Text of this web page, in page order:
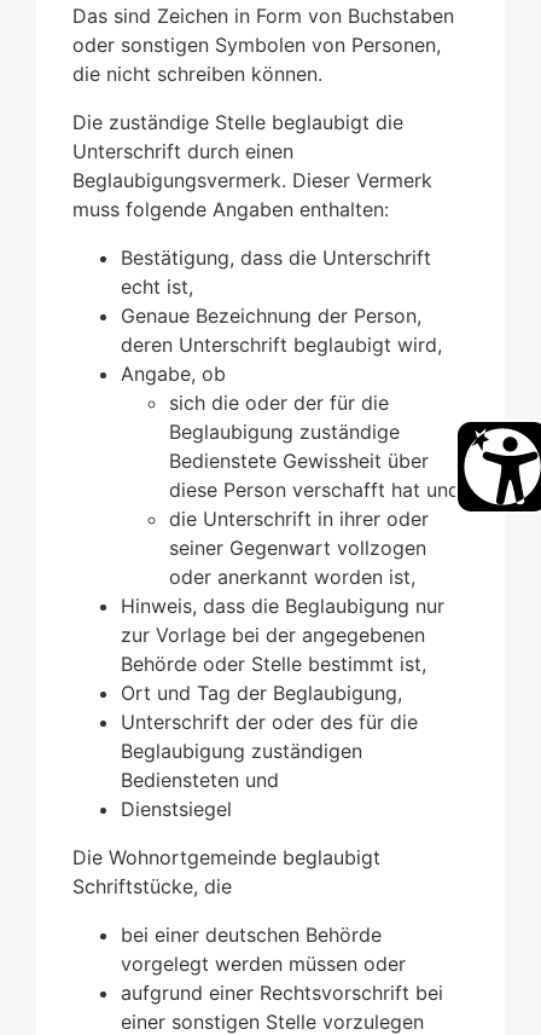
Das sind Zeichen in Form von Buchstaben
oder sonstigen Symbolen von Personen,
die nicht schreiben können.
Die zuständige Stelle beglaubigt die
Unterschrift durch einen
Beglaubigungsvermerk. Dieser Vermerk
muss folgende Angaben enthalten:
Bestätigung, dass die Unterschrift
echt ist,
Genaue Bezeichnung der Person,
deren Unterschrift beglaubigt wird,
Angabe, ob
sich die oder der für die
Beglaubigung zuständige
Bedienstete Gewissheit über
diese Person verschafft hat und
die Unterschrift in ihrer oder
seiner Gegenwart vollzogen
oder anerkannt worden ist,
Hinweis, dass die Beglaubigung nur
zur Vorlage bei der angegebenen
Behörde oder Stelle bestimmt ist,
Ort und Tag der Beglaubigung,
Unterschrift der oder des für die
Beglaubigung zuständigen
Bediensteten und
Dienstsiegel
Die Wohnortgemeinde beglaubigt
Schriftstücke, die
bei einer deutschen Behörde
vorgelegt werden müssen oder
aufgrund einer Rechtsvorschrift bei
einer sonstigen Stelle vorzulegen